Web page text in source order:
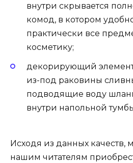
внутри скрывается
комод, в котором
практически все
косметику;
декорирующий
из-под раковины
подводящие воду
внутри напольной
Исходя из данных качеств,
нашим читателям